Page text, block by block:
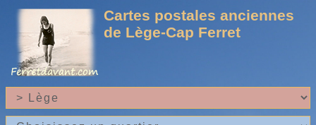
Cartes postales anciennes
de Lège-Cap Ferret